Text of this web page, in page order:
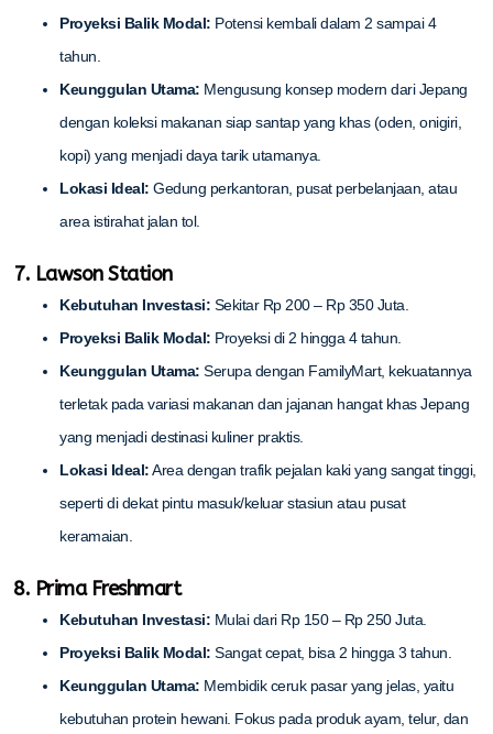
Proyeksi Balik Modal: Potensi kembali dalam 2 sampai 4
tahun.
Keunggulan Utama: Mengusung konsep modern dari Jepang
dengan koleksi makanan siap santap yang khas (oden, onigiri,
kopi) yang menjadi daya tarik utamanya.
Lokasi Ideal: Gedung perkantoran, pusat perbelanjaan, atau
area istirahat jalan tol.
7. Lawson Station
Kebutuhan Investasi: Sekitar Rp 200 – Rp 350 Juta.
Proyeksi Balik Modal: Proyeksi di 2 hingga 4 tahun.
Keunggulan Utama: Serupa dengan FamilyMart, kekuatannya
terletak pada variasi makanan dan jajanan hangat khas Jepang
yang menjadi destinasi kuliner praktis.
Lokasi Ideal:Area dengan trafik pejalan kaki yang sangat tinggi,
seperti di dekat pintu masuk/keluar stasiun atau pusat
keramaian.
8. Prima Freshmart
Kebutuhan Investasi: Mulai dari Rp 150 – Rp 250 Juta.
Proyeksi Balik Modal: Sangat cepat, bisa 2 hingga 3 tahun.
Keunggulan Utama: Membidik ceruk pasar yang jelas, yaitu
kebutuhan protein hewani. Fokus pada produk ayam, telur, dan